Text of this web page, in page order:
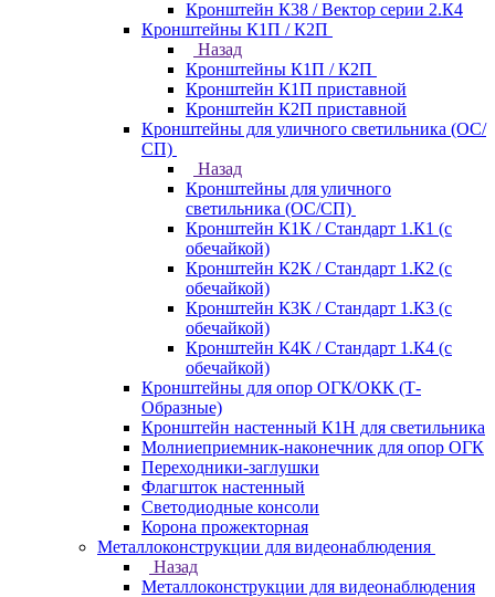
Кронштейн К38 / Вектор серии 2.К4
Кронштейны К1П / К2П
Назад
Кронштейны К1П / К2П
Кронштейн К1П приставной
Кронштейн К2П приставной
Кронштейны для уличного светильника (ОС/
СП)
Назад
Кронштейны для уличного
светильника (ОС/СП)
Кронштейн К1К / Стандарт 1.К1 (с
обечайкой)
Кронштейн К2К / Стандарт 1.К2 (с
обечайкой)
Кронштейн К3К / Стандарт 1.К3 (с
обечайкой)
Кронштейн К4К / Стандарт 1.К4 (с
обечайкой)
Кронштейны для опор ОГК/ОКК (Т-
Образные)
Кронштейн настенный К1Н для светильника
Молниеприемник-наконечник для опор ОГК
Переходники-заглушки
Флагшток настенный
Светодиодные консоли
Корона прожекторная
Металлоконструкции для видеонаблюдения
Назад
Металлоконструкции для видеонаблюдения